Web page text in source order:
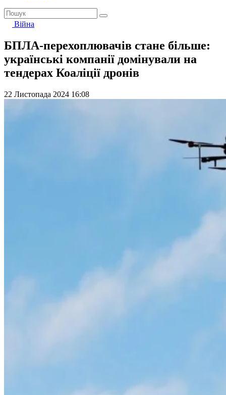
Війна
БПЛА-перехоплювачів стане більше:
українські компанії домінували на
тендерах Коаліції дронів
22 Листопада 2024 16:08